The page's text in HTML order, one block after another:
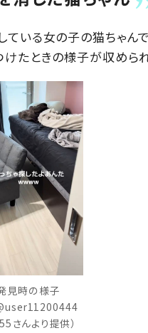
いる女の子の猫ちゃん
たときの様子が収めら
見時の様子
さんより提供）